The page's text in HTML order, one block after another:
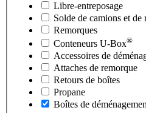
Libre-entreposage
Solde de camions et de
Remorques
Conteneurs U-Box®
Accessoires de
Attaches de remorque
Retours de boîtes
Propane
Boîtes de